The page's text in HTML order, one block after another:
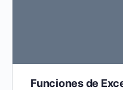
Funciones de